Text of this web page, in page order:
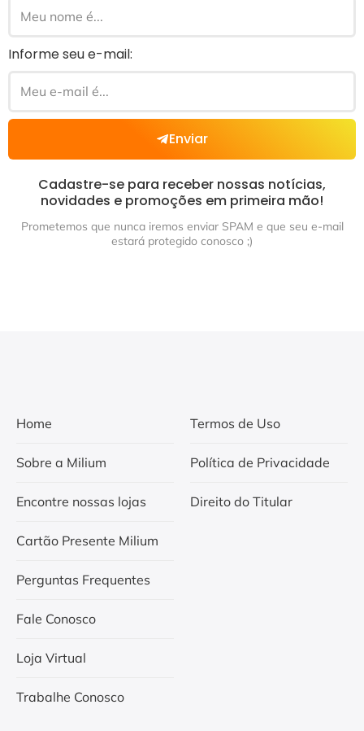
Informe seu e-mail:
Enviar
Cadastre-se para receber nossas notícias,
novidades e promoções em primeira mão!
Prometemos que nunca iremos enviar SPAM e que seu e-mail
estará protegido conosco ;)
Home
Sobre a Milium
Encontre nossas lojas
Cartão Presente Milium
Perguntas Frequentes
Fale Conosco
Loja Virtual
Trabalhe Conosco
Termos de Uso
Política de Privacidade
Direito do Titular